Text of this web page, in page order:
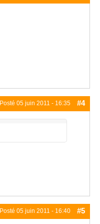
Posté 05 juin 2011 - 16:35 #4
Posté 05 juin 2011 - 16:40 #5